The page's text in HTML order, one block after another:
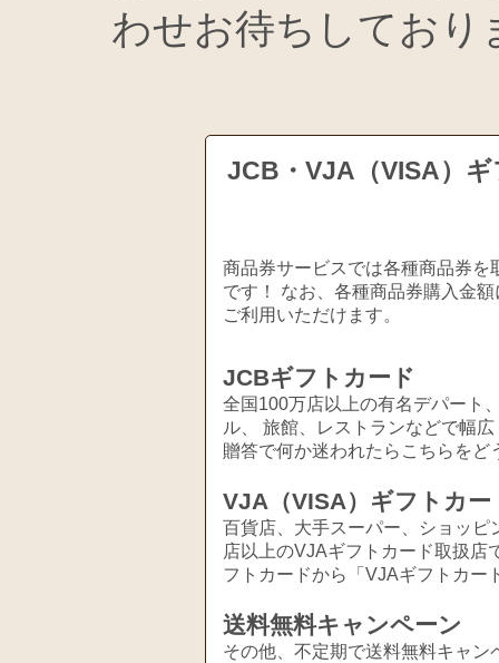
わせお待ちしてお
JCB・VJA（VISA）
商品券サービスでは各種商品券
です！ なお、各種商品券購入金
ご利用いただけます。
JCBギフトカード
全国100万店以上の有名デパート
ル、 旅館、レストランなどで幅
贈答で何か迷われたらこちらをど
VJA（VISA）ギフトカー
百貨店、大手スーパー、ショッ
店以上のVJAギフトカード取扱店
フトカードから「VJAギフトカー
送料無料キャンペーン
その他、不定期で送料無料キャ